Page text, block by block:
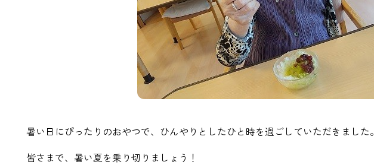
暑い日にぴったりのおやつで、ひんやりとしたひと時を過ごしていただきました。
皆さまで、暑い夏を乗り切りましょう！​​